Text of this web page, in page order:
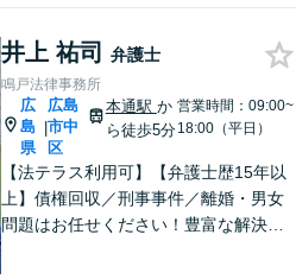
井上 祐司 弁護士
鳴戸法律事務所
広
島
県
|
広島
市中
区
本通駅 か
ら徒歩5分
営業時間：09:00~
18:00（平日）
【法テラス利用可】【弁護士歴15年以
上】債権回収／刑事事件／離婚・男女
問題はお任せください！豊富な解決実